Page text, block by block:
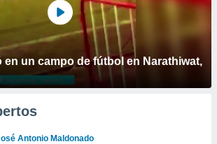
en un campo de fútbol en Narathiwat,
Antonio Maldonado